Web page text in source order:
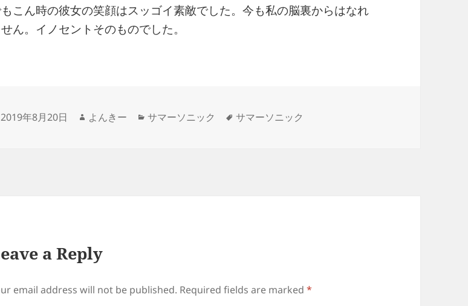
こん時の彼女の笑顔はスッゴイ素敵でした。今も私の脳裏からはなれ
ん。イノセントそのものでした。
Posted
2019年8月20日 Author
よんきー Categories
サマーソニック Tags
サマーソニック
a Reply
email address will not be published. Required fields are marked*